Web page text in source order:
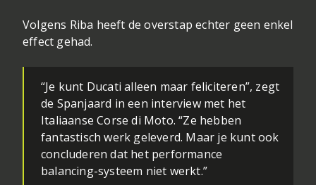
Volgens Riba heeft de overstap echter geen enkel
effect gehad.
“Je kunt Ducati alleen maar feliciteren”, zegt
de Spanjaard in een interview met het
Italiaanse Corse di Moto. “Ze hebben
fantastisch werk geleverd. Maar je kunt ook
concluderen dat het performance
balancing-systeem niet werkt.”